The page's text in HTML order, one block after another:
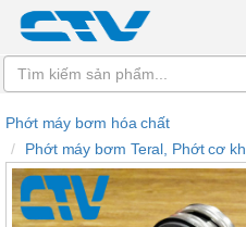
Phớt máy bơm hóa chất
Phớt máy bơm Teral, Phớt cơ